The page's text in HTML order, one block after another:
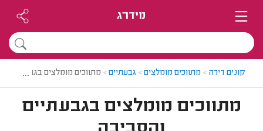
מידרג
קונים דירה > מתווכים מומלצים> גבעתיים> מתווכים מומלצים בגבעתיים
...
מתווכים מומלצים בגבעתיים